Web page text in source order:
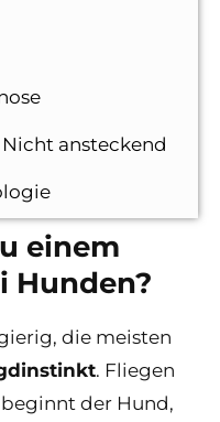
Nicht ansteckend
einem
Hunden?
die meisten
. Fliegen
der Hund,